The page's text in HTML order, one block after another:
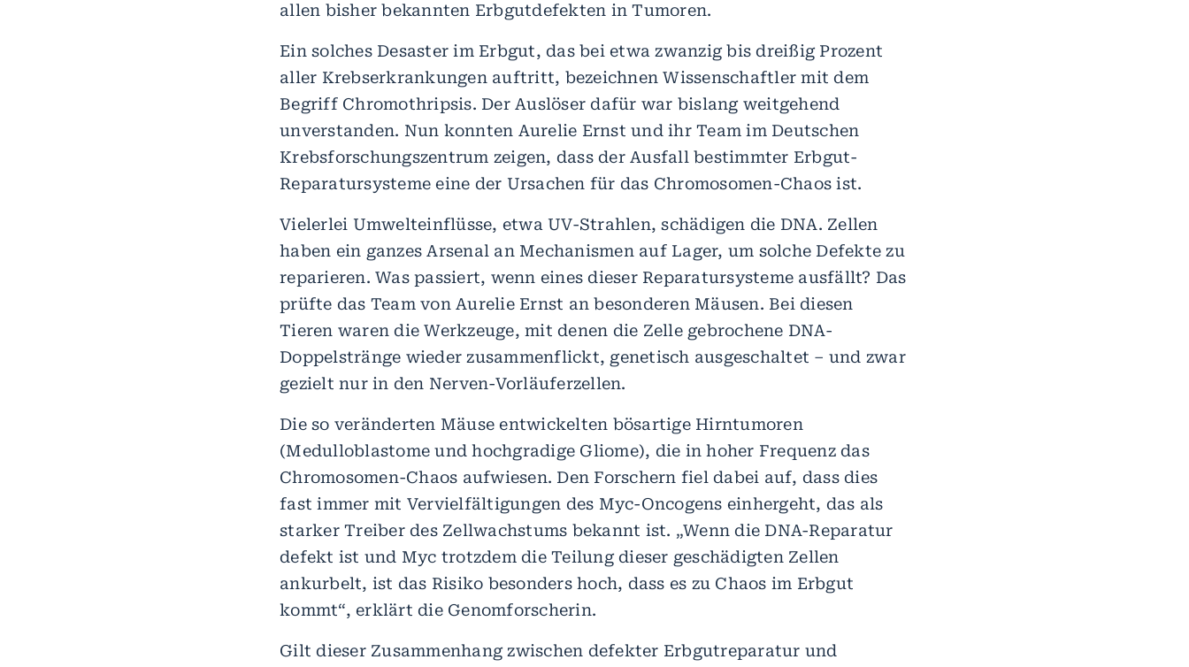
allen bisher bekannten Erbgutdefekten in Tumoren.
Ein solches Desaster im Erbgut, das bei etwa zwanzig bis dreißig Prozent
aller Krebserkrankungen auftritt, bezeichnen Wissenschaftler mit dem
Begriff Chromothripsis. Der Auslöser dafür war bislang weitgehend
unverstanden. Nun konnten Aurelie Ernst und ihr Team im Deutschen
Krebsforschungszentrum zeigen, dass der Ausfall bestimmter Erbgut-
Reparatursysteme eine der Ursachen für das Chromosomen-Chaos ist.
Vielerlei Umwelteinflüsse, etwa UV-Strahlen, schädigen die DNA. Zellen
haben ein ganzes Arsenal an Mechanismen auf Lager, um solche Defekte zu
reparieren. Was passiert, wenn eines dieser Reparatursysteme ausfällt? Das
prüfte das Team von Aurelie Ernst an besonderen Mäusen. Bei diesen
Tieren waren die Werkzeuge, mit denen die Zelle gebrochene DNA-
Doppelstränge wieder zusammenflickt, genetisch ausgeschaltet – und zwar
gezielt nur in den Nerven-Vorläuferzellen.
Die so veränderten Mäuse entwickelten bösartige Hirntumoren
(Medulloblastome und hochgradige Gliome), die in hoher Frequenz das
Chromosomen-Chaos aufwiesen. Den Forschern fiel dabei auf, dass dies
fast immer mit Vervielfältigungen des Myc-Oncogens einhergeht, das als
starker Treiber des Zellwachstums bekannt ist. „Wenn die DNA-Reparatur
defekt ist und Myc trotzdem die Teilung dieser geschädigten Zellen
ankurbelt, ist das Risiko besonders hoch, dass es zu Chaos im Erbgut
kommt“, erklärt die Genomforscherin.
Gilt dieser Zusammenhang zwischen defekter Erbgutreparatur und